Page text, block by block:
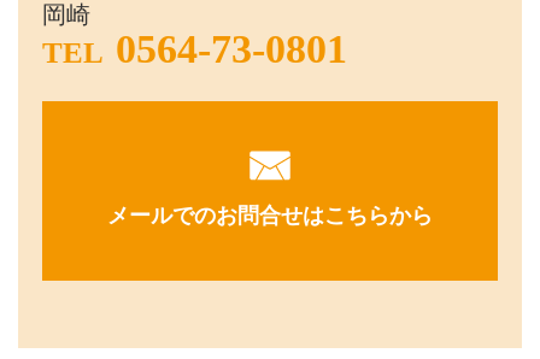
岡崎
TEL 0564-73-0801
メールでのお問合せはこちらから